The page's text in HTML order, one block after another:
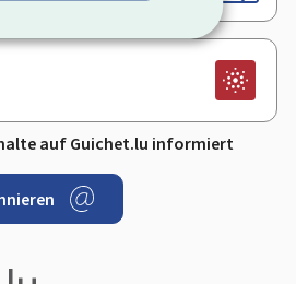
auf Guichet.lu informiert